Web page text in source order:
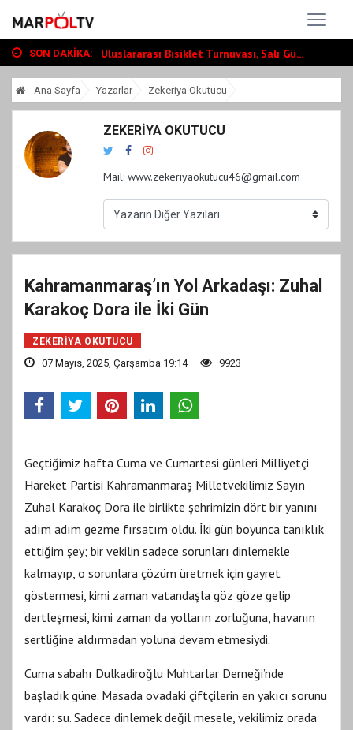
SON DAKIKA:
Türkoğlunda Hopurlu Mahallesi Taziye Evi...
Uluslararası Bisiklet Turnuvası, Salı Gü...
Dedublüman KAFUM’da Müzik Ziyafeti Yaşat...
Türkoğlunda Hopurlu Mahallesi Taziye Evi...
Uluslararası Bisiklet Turnuvası, Salı Gü...
Ana Sayfa Yazarlar Zekeriya Okutucu
ZEKERIYA OKUTUCU
Mail: www.zekeriyaokutucu46@gmail.com
Kahramanmaraş’ın Yol Arkadaşı: Zuhal
Karakoç Dora ile İki Gün
ZEKERIYA OKUTUCU
07 Mayıs, 2025, Çarşamba 19:14 9923
Geçtiğimiz hafta Cuma ve Cumartesi günleri Milliyetçi
Hareket Partisi Kahramanmaraş Milletvekilimiz Sayın
Zuhal Karakoç Dora ile birlikte şehrimizin dört bir yanını
adım adım gezme fırsatım oldu. İki gün boyunca tanıklık
ettiğim şey; bir vekilin sadece sorunları dinlemekle
kalmayıp, o sorunlara çözüm üretmek için gayret
göstermesi, kimi zaman vatandaşla göz göze gelip
dertleşmesi, kimi zaman da yolların zorluğuna, havanın
sertliğine aldırmadan yoluna devam etmesiydi.
Cuma sabahı Dulkadiroğlu Muhtarlar Derneği’nde
başladık güne. Masada ovadaki çiftçilerin en yakıcı sorunu
vardı: su. Sadece dinlemek değil mesele, vekilimiz orada